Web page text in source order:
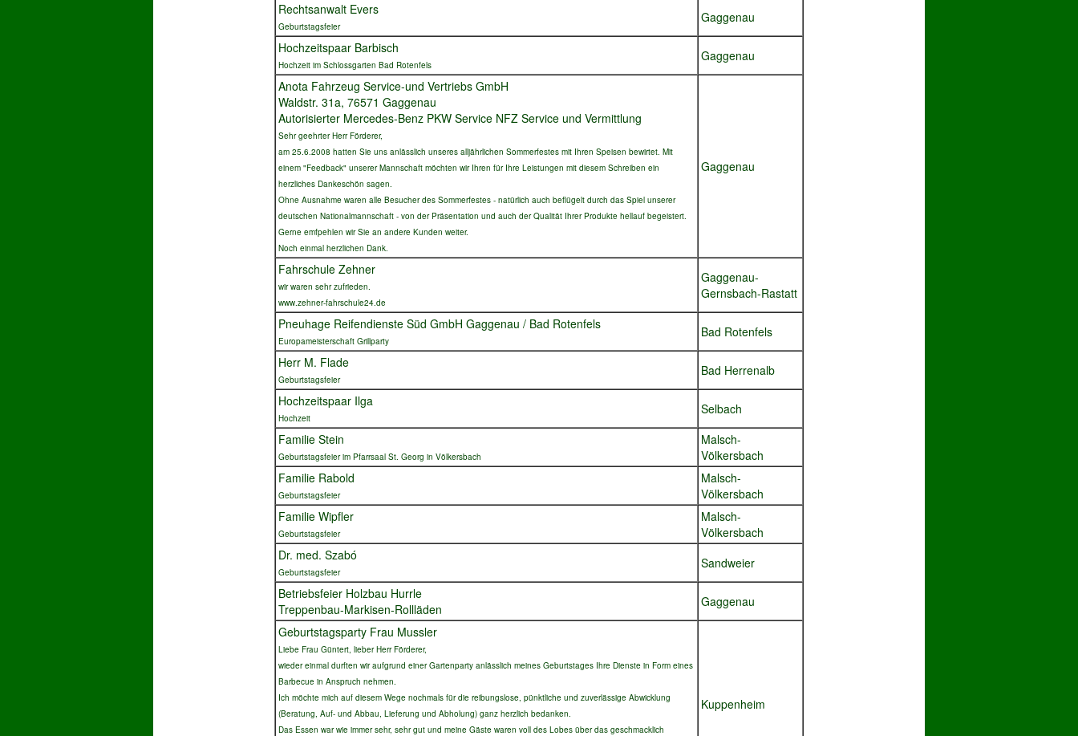
Rechtsanwalt Evers
Geburtstagsfeier
Gaggenau
Hochzeitspaar Barbisch
Hochzeit im Schlossgarten Bad Rotenfels
Gaggenau
Anota Fahrzeug Service-und Vertriebs GmbH
Waldstr. 31a, 76571 Gaggenau
Autorisierter Mercedes-Benz PKW Service NFZ Service und Vermittlung
Sehr geehrter Herr Förderer,
am 25.6.2008 hatten Sie uns anlässlich unseres alljährlichen Sommerfestes mit Ihren Speisen bewirtet. Mit
einem "Feedback" unserer Mannschaft möchten wir Ihren für Ihre Leistungen mit diesem Schreiben ein
herzliches Dankeschön sagen.
Ohne Ausnahme waren alle Besucher des Sommerfestes - natürlich auch beflügelt durch das Spiel unserer
deutschen Nationalmannschaft - von der Präsentation und auch der Qualität Ihrer Produkte hellauf begeistert.
Gerne emfpehlen wir Sie an andere Kunden weiter.
Noch einmal herzlichen Dank.
Gaggenau
Fahrschule Zehner
wir waren sehr zufrieden.
www.zehner-fahrschule24.de
Gaggenau-
Gernsbach-Rastatt
Pneuhage Reifendienste Süd GmbH Gaggenau / Bad Rotenfels
Europameisterschaft Grillparty
Bad Rotenfels
Herr M. Flade
Geburtstagsfeier
Bad Herrenalb
Hochzeitspaar Ilga
Hochzeit
Selbach
Familie Stein
Geburtstagsfeier im Pfarrsaal St. Georg in Völkersbach
Malsch-
Völkersbach
Familie Rabold
Geburtstagsfeier
Malsch-
Völkersbach
Familie Wipfler
Geburtstagsfeier
Malsch-
Völkersbach
Dr. med. Szabó
Geburtstagsfeier
Sandweier
Betriebsfeier Holzbau Hurrle
Treppenbau-Markisen-Rollläden
Gaggenau
Geburtstagsparty Frau Mussler
Liebe Frau Güntert, lieber Herr Förderer,
wieder einmal durften wir aufgrund einer Gartenparty anlässlich meines Geburtstages Ihre Dienste in Form eines
Barbecue in Anspruch nehmen.
Ich möchte mich auf diesem Wege nochmals für die reibungslose, pünktliche und zuverlässige Abwicklung
(Beratung, Auf- und Abbau, Lieferung und Abholung) ganz herzlich bedanken.
Das Essen war wie immer sehr, sehr gut und meine Gäste waren voll des Lobes über das geschmacklich
Kuppenheim